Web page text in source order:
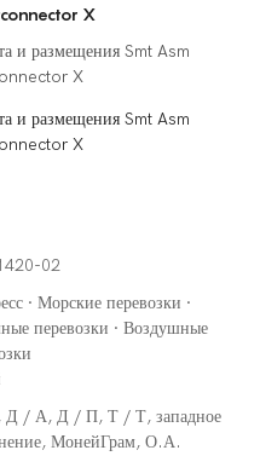
X
и размещения Smt Asm
X
и размещения Smt Asm
X
02
· Морские перевозки ·
перевозки · Воздушные
/ А, Д / П, Т / Т, западное
МонейГрам, О.А.